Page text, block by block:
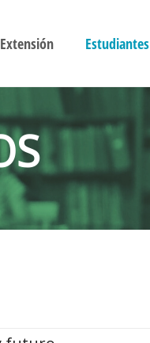
Extensión Estudiantes